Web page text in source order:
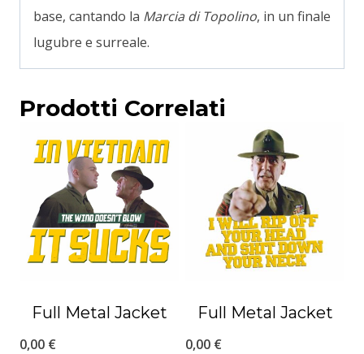
base, cantando la Marcia di Topolino, in un finale
lugubre e surreale.
Prodotti Correlati
Full Metal Jacket
0,00 €
Full Metal Jacket
0,00 €